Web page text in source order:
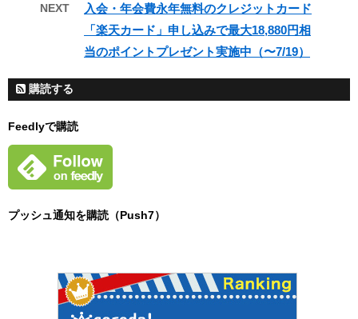
NEXT
入会・年会費永年無料のクレジットカード
「楽天カード」申し込みで最大18,880円相
当のポイントプレゼント実施中（〜7/19）
購読する
Feedlyで購読
プッシュ通知を購読（Push7）